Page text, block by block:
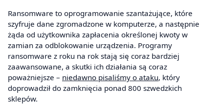
Ransomware to oprogramowanie szantażujące, które
szyfruje dane zgromadzone w komputerze, a następnie
żąda od użytkownika zapłacenia określonej kwoty w
zamian za odblokowanie urządzenia. Programy
ransomware z roku na rok stają się coraz bardziej
zaawansowane, a skutki ich działania są coraz
poważniejsze – niedawno pisaliśmy o ataku, który
doprowadził do zamknięcia ponad 800 szwedzkich
sklepów.